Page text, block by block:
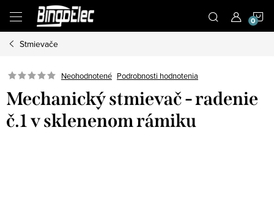
obsah
Stmievače
Neohodnotené Podrobnosti hodnotenia
Mechanický stmievač - radenie
č.1 v sklenenom rámiku